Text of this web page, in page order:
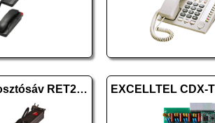
Rack 230V elosztósáv RET2207